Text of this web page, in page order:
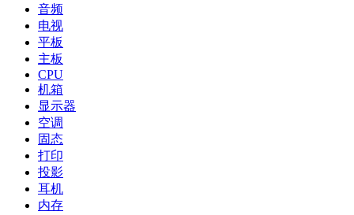
音频
电视
平板
主板
CPU
机箱
显示器
空调
固态
打印
投影
耳机
内存